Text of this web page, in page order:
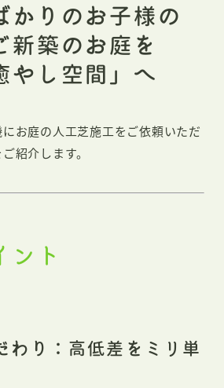
かりのお子様の
新築のお庭を
やし空間」へ
お庭の人工芝施工をご依頼いただ
紹介します。
ント
り：高低差をミリ単